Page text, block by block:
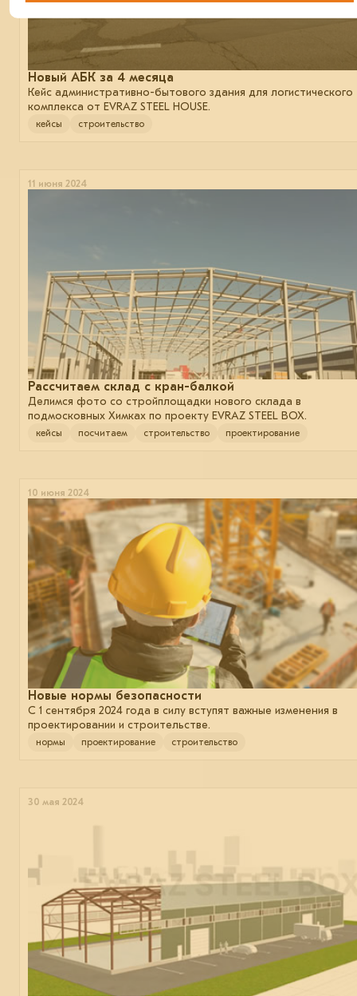
Новый АБК за 4 месяца
Кейс административно-бытового здания для логистического
комплекса от EVRAZ STEEL HOUSE.
кейсы строительство
11 июня 2024
Рассчитаем склад с кран-балкой
Делимся фото со стройплощадки нового склада в
подмосковных Химках по проекту EVRAZ STEEL BOX.
кейсы посчитаем строительство проектирование
10 июня 2024
Новые нормы безопасности
С 1 сентября 2024 года в силу вступят важные изменения в
проектировании и строительстве.
нормы проектирование строительство
30 мая 2024